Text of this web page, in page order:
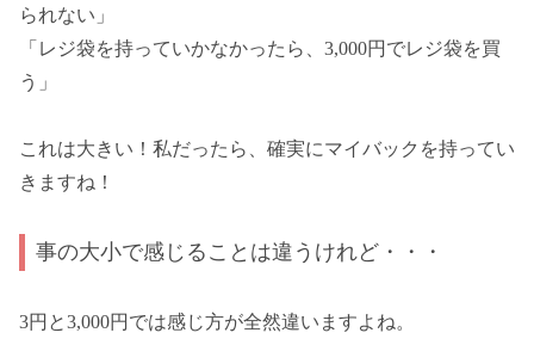
られない」
「レジ袋を持っていかなかったら、3,000円でレジ袋を買
う」
これは大きい！私だったら、確実にマイバックを持ってい
きますね！
事の大小で感じることは違うけれど・・・
3円と3,000円では感じ方が全然違いますよね。